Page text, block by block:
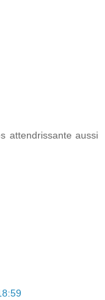
attendrissante aussi